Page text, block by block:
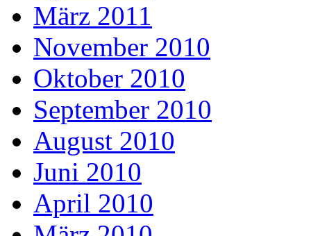
März 2011
November 2010
Oktober 2010
September 2010
August 2010
Juni 2010
April 2010